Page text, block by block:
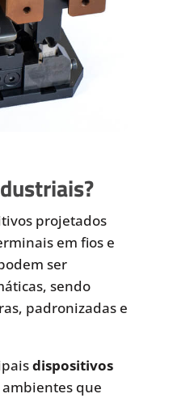
projetados
em fios e
ser
sendo
padronizadas e
dispositivos
que